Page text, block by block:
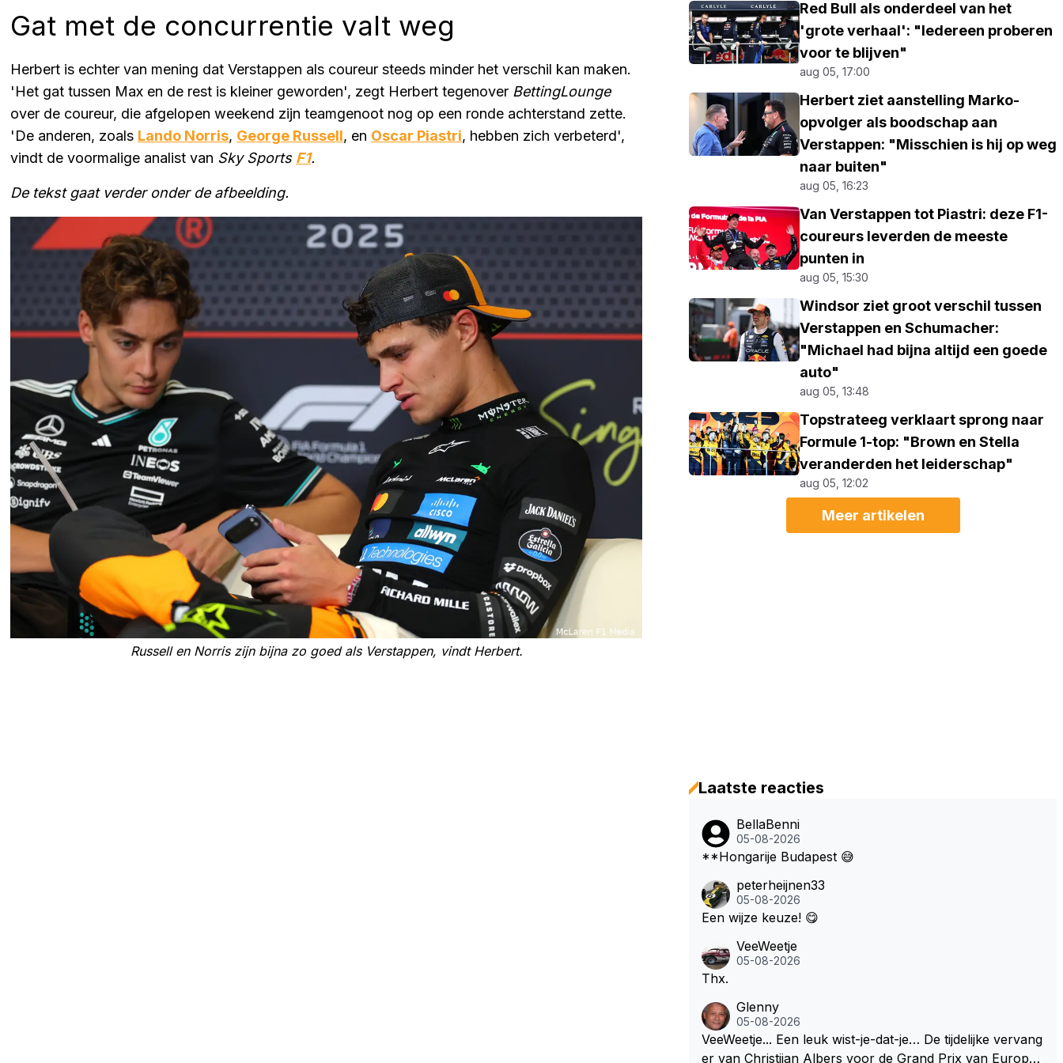
Gat met de concurrentie valt weg
Herbert is echter van mening dat Verstappen als coureur steeds minder het verschil kan maken.
'Het gat tussen Max en de rest is kleiner geworden', zegt Herbert tegenover BettingLounge
over de coureur, die afgelopen weekend zijn teamgenoot nog op een ronde achterstand zette.
'De anderen, zoals Lando Norris, George Russell, en Oscar Piastri, hebben zich verbeterd',
vindt de voormalige analist van Sky Sports F1.
De tekst gaat verder onder de afbeelding.
Russell en Norris zijn bijna zo goed als Verstappen, vindt Herbert.
Red Bull als onderdeel van het
'grote verhaal': "Iedereen proberen
voor te blijven"
aug 05, 17:00
Herbert ziet aanstelling Marko-
opvolger als boodschap aan
Verstappen: "Misschien is hij op weg
naar buiten"
aug 05, 16:23
Van Verstappen tot Piastri: deze F1-
coureurs leverden de meeste
punten in
aug 05, 15:30
Windsor ziet groot verschil tussen
Verstappen en Schumacher:
"Michael had bijna altijd een goede
auto"
aug 05, 13:48
Topstrateeg verklaart sprong naar
Formule 1-top: "Brown en Stella
veranderden het leiderschap"
aug 05, 12:02
Meer artikelen
Laatste reacties
BellaBenni
05-08-2026
**Hongarije Budapest 😅
peterheijnen33
05-08-2026
Een wijze keuze! 😋
VeeWeetje
05-08-2026
Thx.
Glenny
05-08-2026
VeeWeetje... Een leuk wist-je-dat-je… De tijdelijke vervang
er van Christijan Albers voor de Grand Prix van Europa